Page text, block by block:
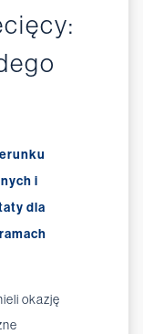
i
dla
okazję